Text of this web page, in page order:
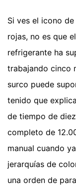
Si ves el icono
rojas, no es que
refrigerante ha
trabajando cinco
surco puede
tenido que
de tiempo de
completo de
manual cuando
jerarquías de
una orden de